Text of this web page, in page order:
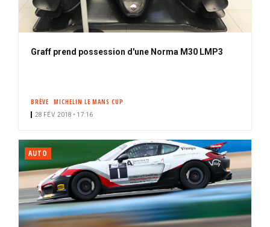
Graff prend possession d'une Norma M30 LMP3
BRÈVE MICHELIN LE MANS CUP
28 FÉV. 2018 • 17:16
AUTO